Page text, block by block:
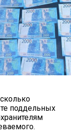
поддельных